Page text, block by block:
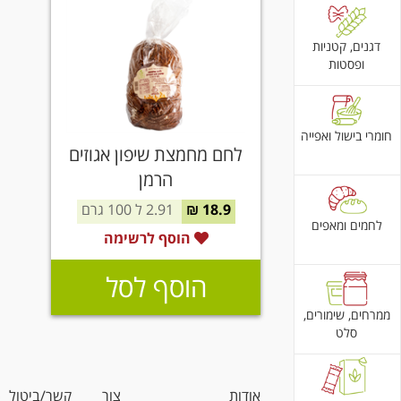
דגנים, קטניות
ופסטות
חומרי בישול ואפייה
לחמים ומאפים
ממרחים, שימורים,
סלט
לחם מחמצת שיפון אגוזים
הרמן
18.9 ₪
הוסף לרשימה
הוסף לסל
אודות צור קשר/ביטול